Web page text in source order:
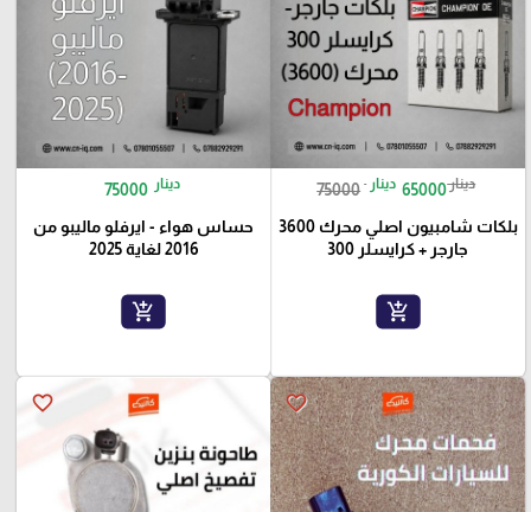
75000 دينار65000 دينار
بلكات شامبيون اصلي محرك 3600
جارجر + كرايسلر 300
add_shopping_cart
75000 دينار
حساس هواء - ايرفلو ماليبو من
2016 لغاية 2025
add_shopping_cart
favorite_border
favorite_border